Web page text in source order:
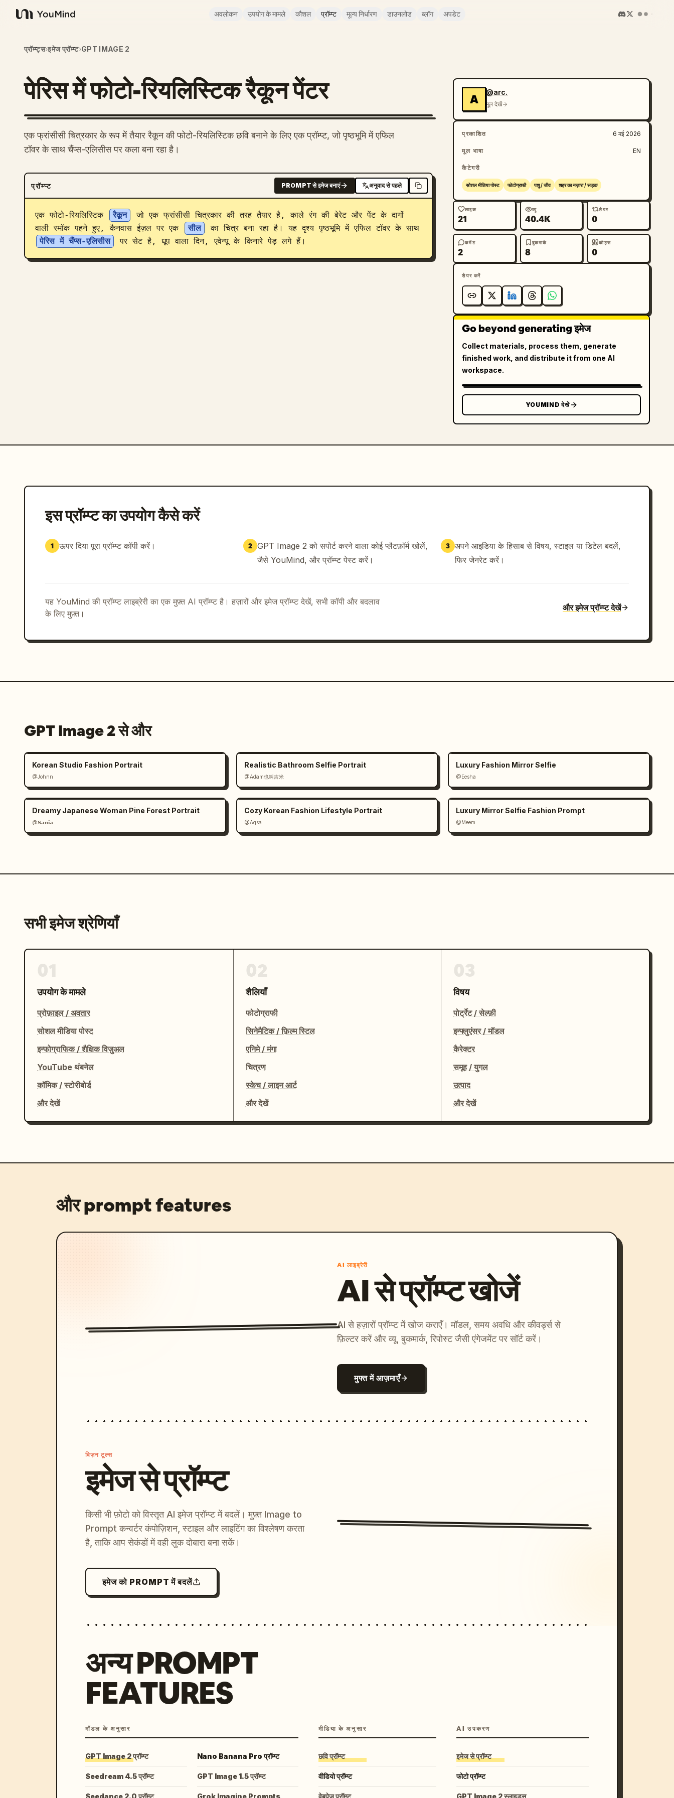
YouMind
अवलोकन उपयोग के मामले कौशल प्रॉम्प्ट मूल्य निर्धारण डाउनलोड ब्लॉग अपडेट
प्रॉम्प्ट्स›इमेज प्रॉम्प्ट›GPT IMAGE 2
पेरिस में फोटो-रियलिस्टिक रैकून पेंटर
एक फ्रांसीसी चित्रकार के रूप में तैयार रैकून की फोटो-रियलिस्टिक छवि बनाने के लिए एक प्रॉम्प्ट, जो पृष्ठभूमि में एफिल
टॉवर के साथ चैंप्स-एलिसीस पर कला बना रहा है।
प्रॉम्प्ट PROMPT से इमेज बनाएं अनुवाद से पहले
एक फोटो-रियलिस्टिक रैकून
जो एक फ्रांसीसी चित्रकार की तरह तैयार है, काले रंग की बेरेट और पेंट के दागों
वाली स्मॉक पहने हुए, कैनवास ईज़ल पर एक
सील
पेरिस में चैंप्स-एलिसीस
पर सेट है, धूप वाला दिन, एवेन्यू के किनारे पेड़ लगे हैं।
A
@arc.
मूल देखें
प्रकाशित 6 मई 2026
मूल भाषा EN
कैटेगरी
सोशल मीडिया पोस्ट फोटोग्राफी पशु / जीव शहर का नज़ारा / सड़क
लाइक
21
व्यू
40.4K
शेयर
0
कमेंट
2
बुकमार्क
8
कोट्स
0
शेयर करें
Go beyond generating इमेज
Collect materials, process them, generate
finished work, and distribute it from one AI
workspace.
YOUMIND देखें
इस प्रॉम्प्ट का उपयोग कैसे करें
1 ऊपर दिया पूरा प्रॉम्प्ट कॉपी करें। 2 GPT Image 2 को सपोर्ट करने वाला कोई प्लैटफ़ॉर्म खोलें,
जैसे YouMind, और प्रॉम्प्ट पेस्ट करें।
3 अपने आइडिया के हिसाब से विषय, स्टाइल या डिटेल बदलें,
फिर जेनरेट करें।
यह YouMind की प्रॉम्प्ट लाइब्रेरी का एक मुफ़्त AI प्रॉम्प्ट है। हज़ारों और इमेज प्रॉम्प्ट देखें, सभी कॉपी और बदलाव
के लिए मुफ़्त।
और इमेज प्रॉम्प्ट देखें
GPT Image 2 से और
Korean Studio Fashion Portrait
@Johnn
Realistic Bathroom Selfie Portrait
@Adam也叫吉米
Luxury Fashion Mirror Selfie
@Eesha
Dreamy Japanese Woman Pine Forest Portrait
@𝗦𝗮𝗻𝗶𝗮
Cozy Korean Fashion Lifestyle Portrait
@Aqsa
Luxury Mirror Selfie Fashion Prompt
@Meem
सभी इमेज श्रेणियाँ
उपयोग के मामले
प्रोफ़ाइल / अवतार
सोशल मीडिया पोस्ट
इन्फोग्राफिक / शैक्षिक विज़ुअल
YouTube थंबनेल
कॉमिक / स्टोरीबोर्ड
और देखें
शैलियाँ
फोटोग्राफी
सिनेमैटिक / फ़िल्म स्टिल
एनिमे / मंगा
चित्रण
स्केच / लाइन आर्ट
और देखें
विषय
पोर्ट्रेट / सेल्फ़ी
इन्फ्लुएंसर / मॉडल
कैरेक्टर
समूह / युगल
उत्पाद
और देखें
और prompt features
AI लाइब्रेरी
AI से प्रॉम्प्ट खोजें
AI से हज़ारों प्रॉम्प्ट में खोज कराएँ। मॉडल, समय अवधि और कीवर्ड्स से
फ़िल्टर करें और व्यू, बुकमार्क, रिपोस्ट जैसी एंगेजमेंट पर सॉर्ट करें।
मुफ्त में आज़माएँ
विज़न टूल्स
इमेज से प्रॉम्प्ट
किसी भी फ़ोटो को विस्तृत AI इमेज प्रॉम्प्ट में बदलें। मुफ़्त Image to
Prompt कन्वर्टर कंपोज़िशन, स्टाइल और लाइटिंग का विश्लेषण करता
है, ताकि आप सेकंडों में वही लुक दोबारा बना सकें।
इमेज को PROMPT में बदलें
अन्य PROMPT
FEATURES
मॉडल के अनुसार
GPT Image 2 प्रॉम्प्ट Nano Banana Pro प्रॉम्प्ट
Seedream 4.5 प्रॉम्प्ट GPT Image 1.5 प्रॉम्प्ट
Seedance 2.0 प्रॉम्प्ट Grok Imagine Prompts
मीडिया के अनुसार
छवि प्रॉम्प्ट
वीडियो प्रॉम्प्ट
वेबपेज प्रॉम्प्ट
AI उपकरण
इमेज से प्रॉम्प्ट
फोटो प्रॉम्प्ट
GPT Image 2 स्लाइड्स